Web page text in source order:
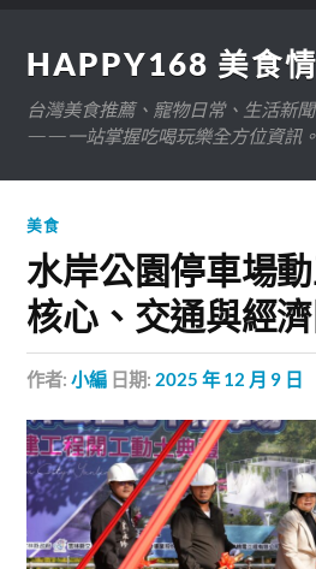
HAPPY168 美食
台灣美食推薦、寵物日常、生活新
——一站掌握吃喝玩樂全方位資訊。
美食
水岸公園停車場
核心、交通與經
作者:小編 日期: 2025 年 12 月 9 日